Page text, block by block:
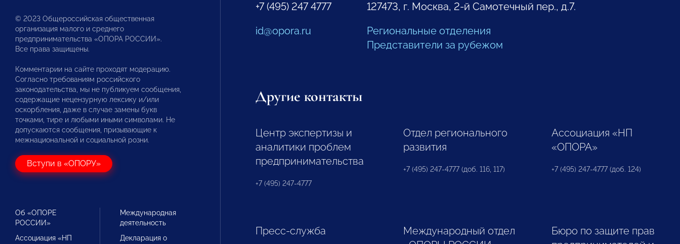
© 2023 Общероссийская общественная
организация малого и среднего
предпринимательства «ОПОРА РОССИИ».
Все права защищены.
Комментарии на сайте проходят модерацию.
Согласно требованиям российского
законодательства, мы не публикуем сообщения,
содержащие нецензурную лексику и/или
оскорбления, даже в случае замены букв
точками, тире и любыми иными символами. Не
допускаются сообщения, призывающие к
межнациональной и социальной розни.
Вступи в «ОПОРУ»
Об «ОПОРЕ
РОССИИ»
Ассоциация «НП
Международная
деятельность
Декларация о
+7 (495) 247 4777
id@opora.ru
127473, г. Москва, 2-й Самотечный пер., д.7.
Региональные отделения
Представители за рубежом
Другие контакты
Центр экспертизы и
аналитики проблем
предпринимательства
+7 (495) 247-4777
Отдел регионального
развития
+7 (495) 247-4777 (доб. 116, 117)
Ассоциация «НП
«ОПОРА»
+7 (495) 247-4777 (доб. 124)
Пресс-служба
Международный отдел
Бюро по защите прав